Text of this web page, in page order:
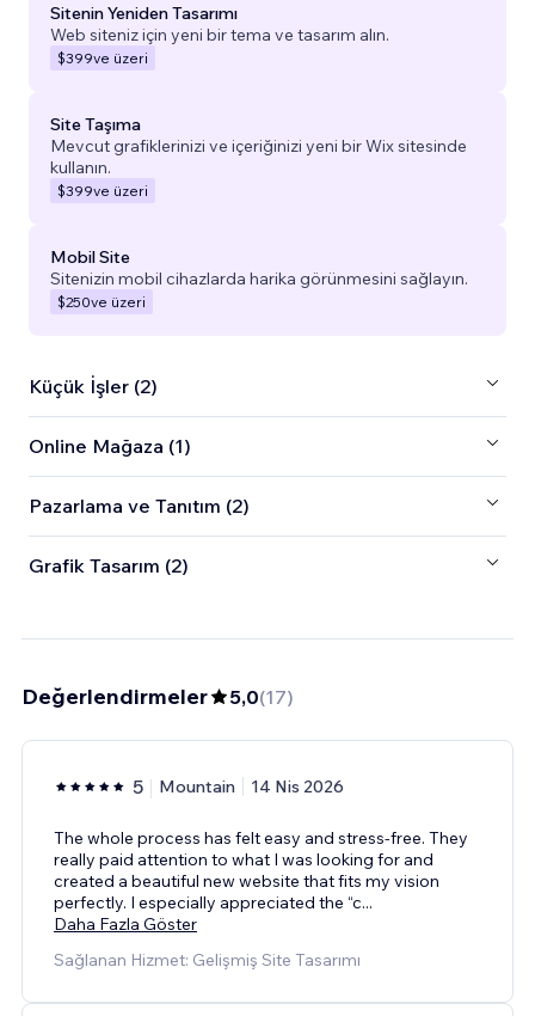
Sitenin Yeniden Tasarımı
Web siteniz için yeni bir tema ve tasarım alın.
$399ve üzeri
Site Taşıma
Mevcut grafiklerinizi ve içeriğinizi yeni bir Wix sitesinde
kullanın.
$399ve üzeri
Mobil Site
Sitenizin mobil cihazlarda harika görünmesini sağlayın.
$250ve üzeri
Küçük İşler (2)
Online Mağaza (1)
Pazarlama ve Tanıtım (2)
Grafik Tasarım (2)
Değerlendirmeler 5,0(17)
5 Mountain 14 Nis 2026
The whole process has felt easy and stress-free. They
really paid attention to what I was looking for and
created a beautiful new website that fits my vision
perfectly. I especially appreciated the “c...
Daha Fazla Göster
Sağlanan Hizmet: Gelişmiş Site Tasarımı